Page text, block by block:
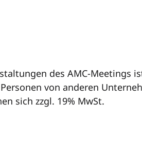
des AMC-Meetings
von anderen
sich zzgl. 19% MwSt.